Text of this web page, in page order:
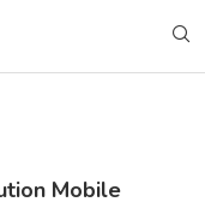
Mobile